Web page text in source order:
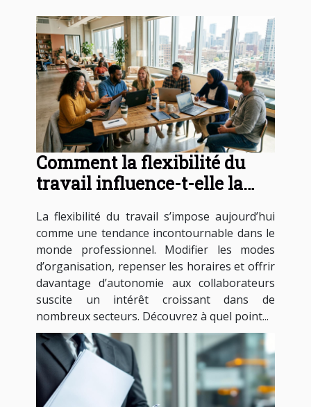
Comment la flexibilité du
travail influence-t-elle la
La flexibilité du travail s’impose aujourd’hui
comme une tendance incontournable dans le
monde professionnel. Modifier les modes
d’organisation, repenser les horaires et offrir
davantage d’autonomie aux collaborateurs
suscite un intérêt croissant dans de
nombreux secteurs. Découvrez à quel point...